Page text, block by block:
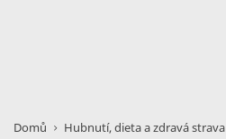
Domů
Hubnutí, dieta a zdravá strava